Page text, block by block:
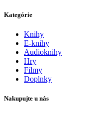
Kategórie
Knihy
E-knihy
Audioknihy
Hry
Filmy
Doplnky
Nakupujte u nás